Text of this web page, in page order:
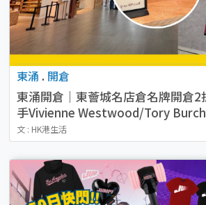
東涌 . 開倉
東涌開倉｜東薈城名店倉名牌開倉2
手Vivienne Westwood/Tory
文 : HK港生活